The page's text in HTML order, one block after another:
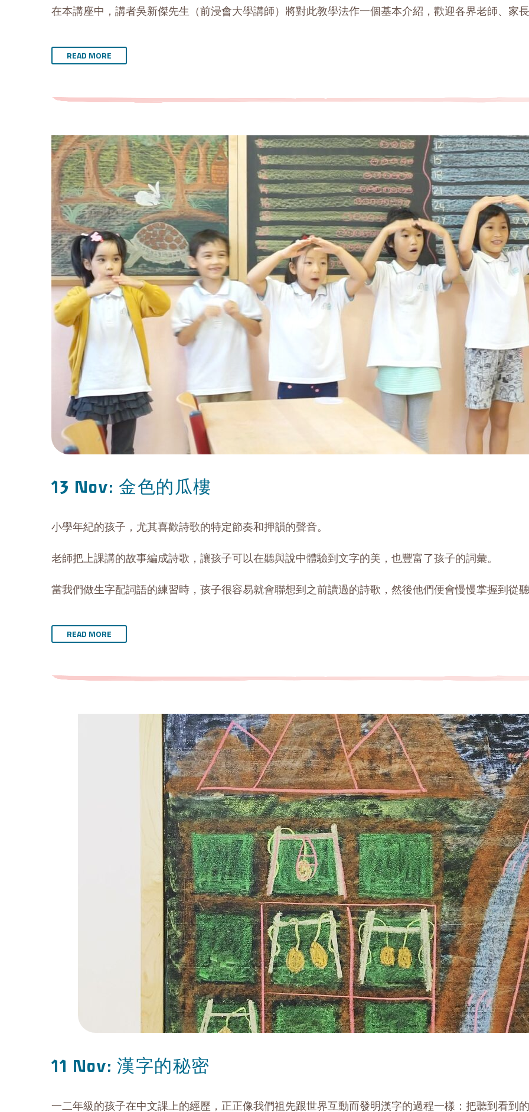
在本講座中，講者吳新傑先生（前浸會大學講師）將對此教學法作一個基本介紹，歡迎各界老師、家
READ MORE
13 Nov: 金色的瓜樓
小學年紀的孩子，尤其喜歡詩歌的特定節奏和押韻的聲音。
老師把上課講的故事編成詩歌，讓孩子可以在聽與說中體驗到文字的美，也豐富了孩子的詞彙。
當我們做生字配詞語的練習時，孩子很容易就會聯想到之前讀過的詩歌，然後他們便會慢慢掌握到從
READ MORE
11 Nov: 漢字的秘密
一二年級的孩子在中文課上的經歷，正正像我們祖先跟世界互動而發明漢字的過程一樣：把聽到看到